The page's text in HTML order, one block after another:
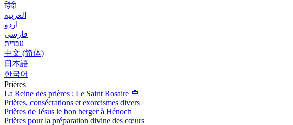
हिंदी
العربية
اردو
فارسی
עִברִית
中文 (简体)
日本語
한국어
Prières
La Reine des prières : Le Saint Rosaire 🌹
Prières, consécrations et exorcismes divers
Prières de Jésus le bon berger à Hénoch
Prières pour la préparation divine des cœurs